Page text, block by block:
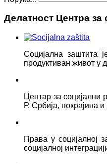
Делатност Центра за
Социјална заштита
продуктиван живот у
Центар за социјални
Р. Србија, покрајина
Права у социјалној
социјалној